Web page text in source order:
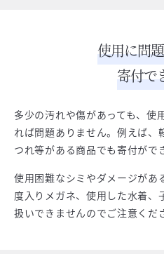
使用に問
寄付で
多少の汚れや傷があっても、使
れば問題ありません。例えば、
つれ等がある商品でも寄付がで
使用困難なシミやダメージがあ
度入りメガネ、使用した水着、
扱いできませんのでご注意くだ